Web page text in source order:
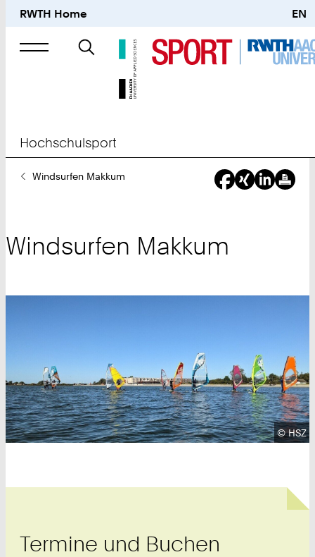
RWTH Home EN
Suche
nach
Hochschulsport
SieWindsurfen Makkum
Windsurfen Makkum
©HSZ
Termine und Buchen